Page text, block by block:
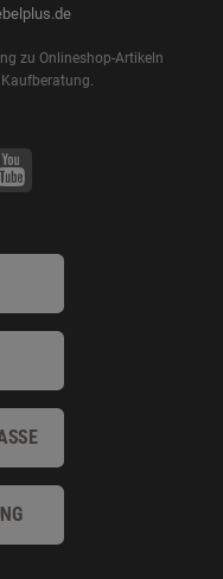
zu Onlineshop-Artikeln